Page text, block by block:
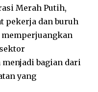
Merah Putih,
pekerja dan buruh
bagian dari
yang